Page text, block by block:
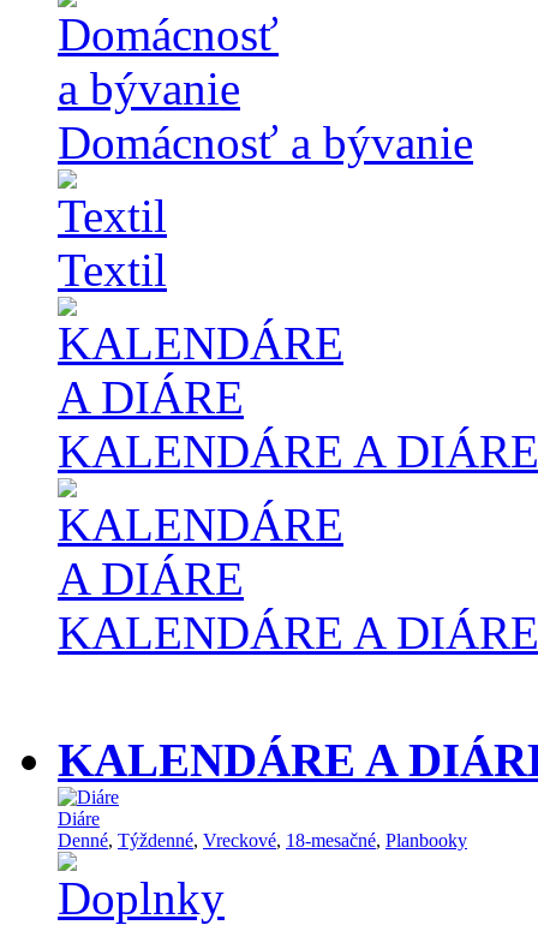
Domácnosť a bývanie
Textil
KALENDÁRE A DIÁRE
KALENDÁRE A DIÁRE
KALENDÁRE A
Diáre
Denné, Týždenné, Vreckové, 18-mesačné, Planbooky